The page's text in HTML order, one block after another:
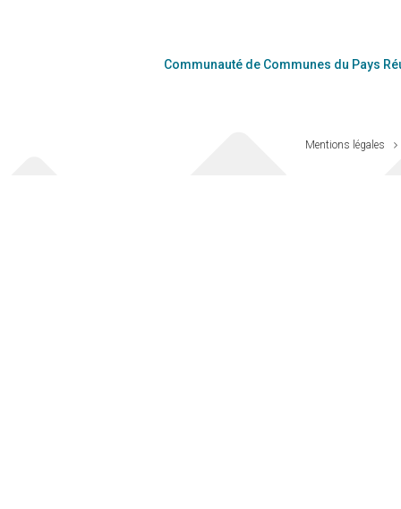
Communauté de Communes du Pays
Mentions légales